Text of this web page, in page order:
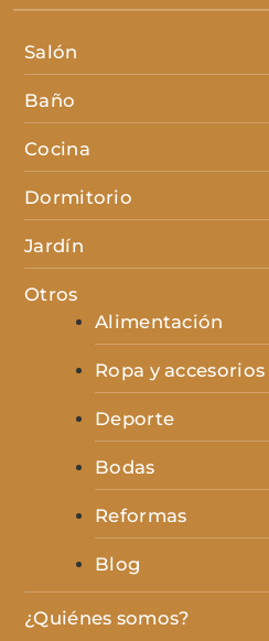
Salón
Baño
Cocina
Dormitorio
Jardín
Otros
Alimentación
Ropa y accesorios
Deporte
Bodas
Reformas
Blog
¿Quiénes somos?